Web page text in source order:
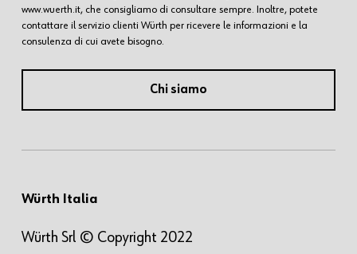
www.wuerth.it, che consigliamo di consultare sempre. Inoltre, potete
contattare il servizio clienti Würth per ricevere le informazioni e la
consulenza di cui avete bisogno.
Chi siamo
Würth Italia
Würth Srl © Copyright 2022